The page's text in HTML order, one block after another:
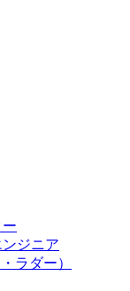
ジニア
ラダー）